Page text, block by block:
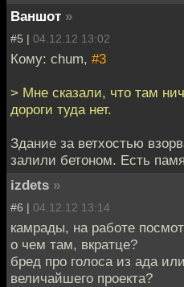
Ваншот »
#5 | 04.12.12 13:02
Кому: chum, #3
> Мне сказали, что там
дороги туда нет.
Здание за ветхостью
залили бетоном. Есть
izdets »
#6 | 04.12.12 13:14
камрады, на работе
о чем там, вкратце?
бред про голоса из ада
величайшего проекта?